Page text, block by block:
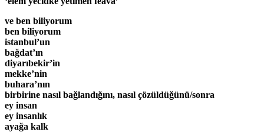
ve ben biliyorum
ben biliyorum
istanbul’un
bağdat’ın
diyarıbekir’in
mekke’nin
buhara’nın
birbirine nasıl bağlandığını, nasıl çözüldüğünü/sonra
ey insan
ey insanlık
ayağa kalk